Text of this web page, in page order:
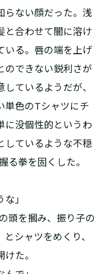
ない顔だった。浅
と合わせて闇に溶け
いる。唇の端を上げ
のできない鋭利さが
ているようだが、
単色のTシャツにチ
に没個性的というわ
しているような不穏
る拳を固くした。
」
頭を摑み、振り子の
シャツをめくり、
た。